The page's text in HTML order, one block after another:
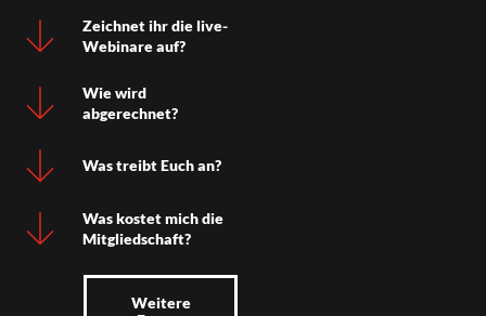
Zeichnet ihr die live-
Webinare auf?
Wie wird
abgerechnet?
Was treibt Euch an?
Was kostet mich die
Mitgliedschaft?
Weitere